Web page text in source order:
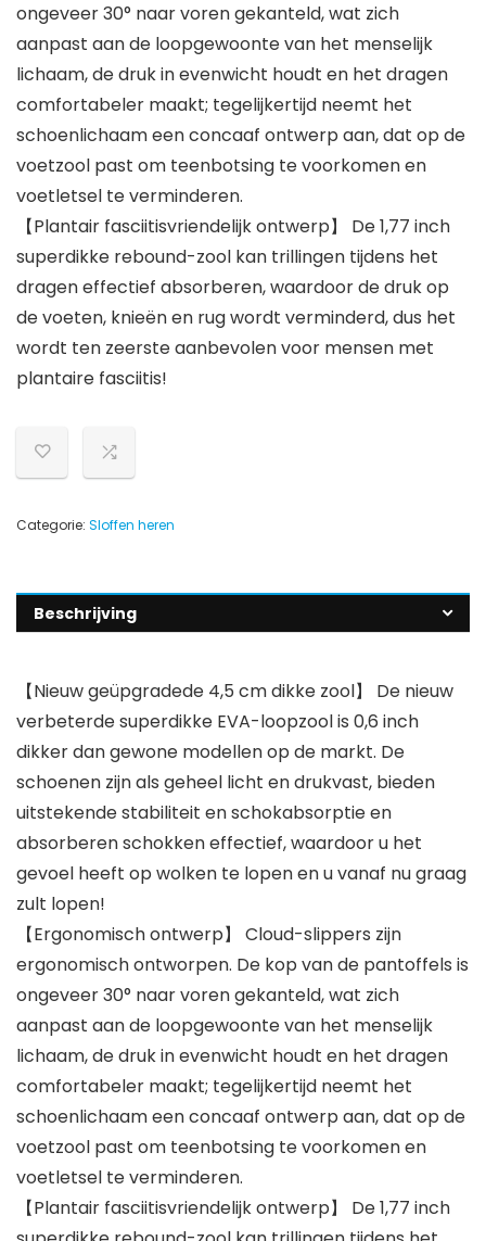
ongeveer 30° naar voren gekanteld, wat zich
aanpast aan de loopgewoonte van het menselijk
lichaam, de druk in evenwicht houdt en het dragen
comfortabeler maakt; tegelijkertijd neemt het
schoenlichaam een ​​concaaf ontwerp aan, dat op de
voetzool past om teenbotsing te voorkomen en
voetletsel te verminderen.
【Plantair fasciitisvriendelijk ontwerp】 De 1,77 inch
superdikke rebound-zool kan trillingen tijdens het
dragen effectief absorberen, waardoor de druk op
de voeten, knieën en rug wordt verminderd, dus het
wordt ten zeerste aanbevolen voor mensen met
plantaire fasciitis!
Categorie: Sloffen heren
Beschrijving
【Nieuw geüpgradede 4,5 cm dikke zool】 De nieuw
verbeterde superdikke EVA-loopzool is 0,6 inch
dikker dan gewone modellen op de markt. De
schoenen zijn als geheel licht en drukvast, bieden
uitstekende stabiliteit en schokabsorptie en
absorberen schokken effectief, waardoor u het
gevoel heeft op wolken te lopen en u vanaf nu graag
zult lopen!
【Ergonomisch ontwerp】 Cloud-slippers zijn
ergonomisch ontworpen. De kop van de pantoffels is
ongeveer 30° naar voren gekanteld, wat zich
aanpast aan de loopgewoonte van het menselijk
lichaam, de druk in evenwicht houdt en het dragen
comfortabeler maakt; tegelijkertijd neemt het
schoenlichaam een ​​concaaf ontwerp aan, dat op de
voetzool past om teenbotsing te voorkomen en
voetletsel te verminderen.
【Plantair fasciitisvriendelijk ontwerp】 De 1,77 inch